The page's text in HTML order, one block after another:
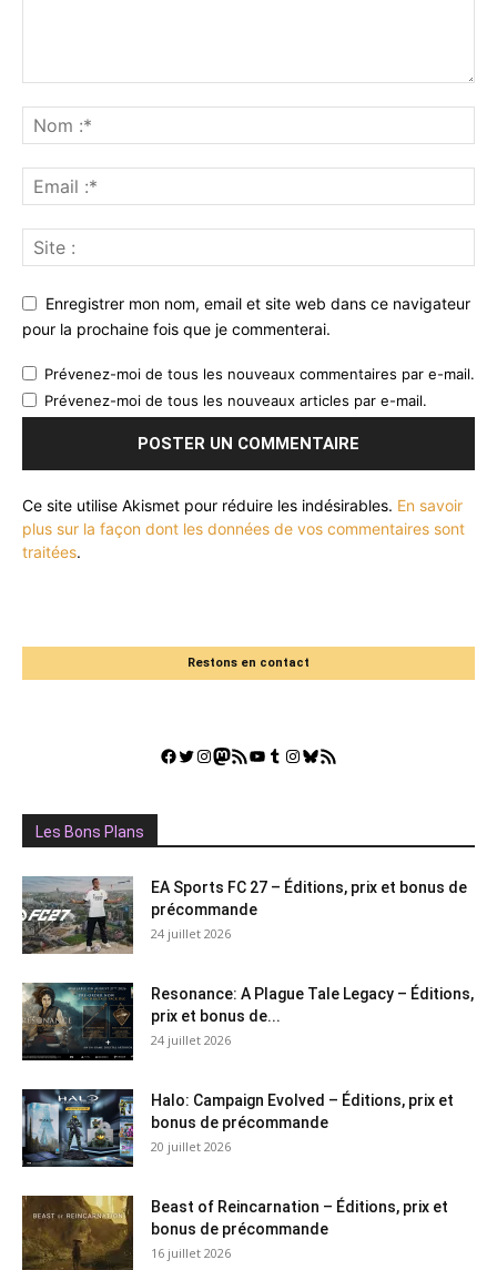
Enregistrer mon nom, email et site web dans ce navigateur
pour la prochaine fois que je commenterai.
Prévenez-moi de tous les nouveaux commentaires par e-mail.
Prévenez-moi de tous les nouveaux articles par e-mail.
Ce site utilise Akismet pour réduire les indésirables. En savoir
plus sur la façon dont les données de vos commentaires sont
traitées.
Restons en contact
Facebook
Twitter
Instagram
Mastodon
Flux RSSYouTube
Tumblr
Instagram
Bluesky
GestGame
Les Bons Plans
EA Sports FC 27 – Éditions, prix et bonus de
précommande
24 juillet 2026
Resonance: A Plague Tale Legacy – Éditions,
prix et bonus de...
24 juillet 2026
Halo: Campaign Evolved – Éditions, prix et
bonus de précommande
20 juillet 2026
Beast of Reincarnation – Éditions, prix et
bonus de précommande
16 juillet 2026